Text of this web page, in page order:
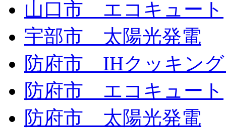
山口市 エコキュート
宇部市 太陽光発電
防府市 IHクッキン
防府市 エコキュート
防府市 太陽光発電